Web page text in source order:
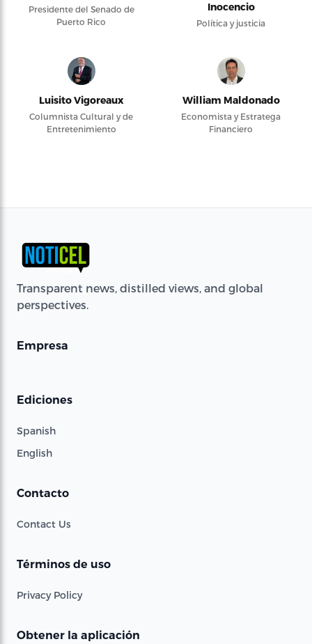
Presidente del Senado de
Puerto Rico
Inocencio
Política y justicia
Luisito Vigoreaux
Columnista Cultural y de
Entretenimiento
William Maldonado
Economista y Estratega
Financiero
Transparent news, distilled views, and global
perspectives.
Empresa
Ediciones
Spanish
English
Contacto
Contact Us
Términos de uso
Privacy Policy
Obtener la aplicación